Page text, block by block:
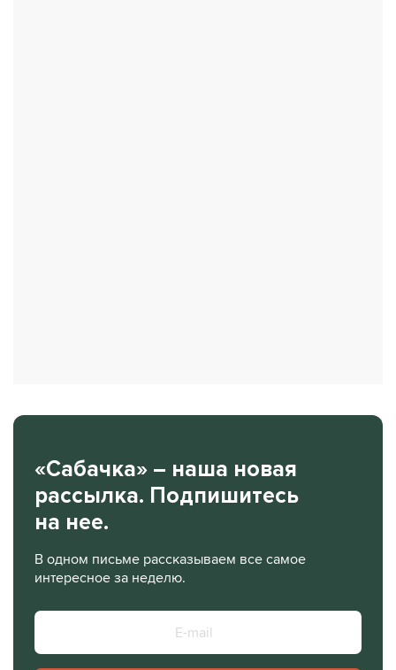
«Сабачка» – наша новая
рассылка. Подпишитесь
на нее.
В одном письме рассказываем все самое
интересное за неделю.